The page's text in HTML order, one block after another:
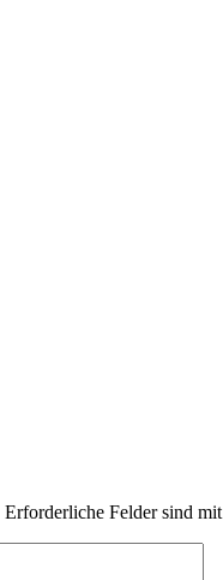
Erforderliche Felder sind mit